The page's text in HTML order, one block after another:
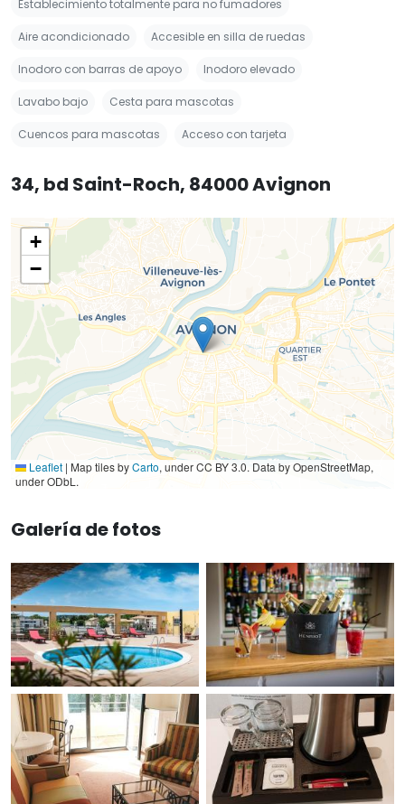
Establecimiento totalmente para no fumadores
Aire acondicionado Accesible en silla de ruedas
Inodoro con barras de apoyo Inodoro elevado
Lavabo bajo Cesta para mascotas
Cuencos para mascotas Acceso con tarjeta
34, bd Saint-Roch, 84000 Avignon
+
−
Leaflet | Map tiles byCarto, under CC BY 3.0. Data by OpenStreetMap,
under ODbL.
Galería de fotos